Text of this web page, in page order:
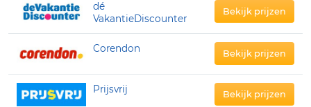
dé
VakantieDiscounter
Bekijk prijzen
Corendon Bekijk prijzen
Prijsvrij Bekijk prijzen